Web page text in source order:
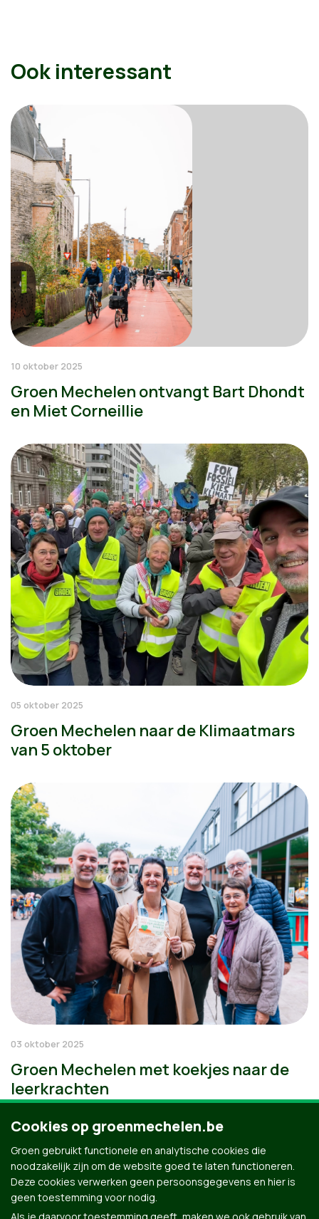
Ook interessant
10 oktober 2025
Groen Mechelen ontvangt Bart Dhondt
en Miet Corneillie
05 oktober 2025
Groen Mechelen naar de Klimaatmars
van 5 oktober
03 oktober 2025
Groen Mechelen met koekjes naar de
leerkrachten
Cookies op groenmechelen.be
Groen gebruikt functionele en analytische cookies die
noodzakelijk zijn om de website goed te laten functioneren.
Deze cookies verwerken geen persoonsgegevens en hier is
geen toestemming voor nodig.